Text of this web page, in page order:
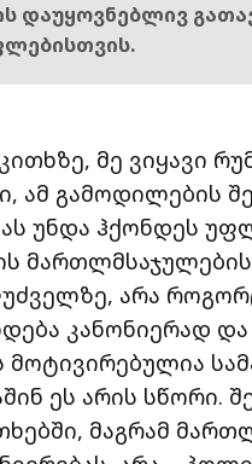
დაუყოვნებლივ
მე ვიყავი
ამ გამოდილების
უნდა ჰქონდეს
მართლმსაჯულების
არა
კანონიერად
ეს არის სწორი.
მაგრამ